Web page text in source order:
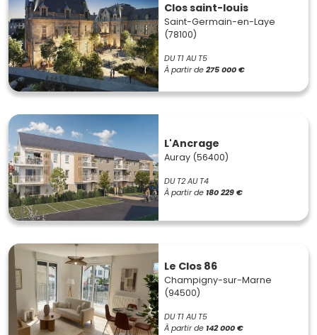
Clos saint-louis
Saint-Germain-en-Laye
(78100)
DU T1 AU T5
À partir de275 000 €
L'Ancrage
Auray (56400)
DU T2 AU T4
À partir de 180 229 €
Le Clos 86
Champigny-sur-Marne
(94500)
DU T1 AU T5
À partir de 142 000 €